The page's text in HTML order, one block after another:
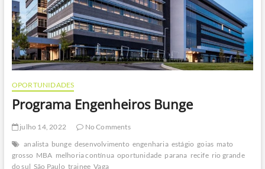
OPORTUNIDADES
Programa Engenheiros Bunge
julho 14, 2022
No Comments
analista bunge desenvolvimento engenharia estágio goias mato
grosso MBA melhoria contínua oportunidade parana recife rio grande
do sul São Paulo trainee Vaga